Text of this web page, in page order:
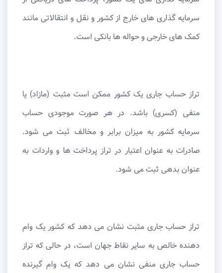
سرمایه گذاری های خارج از کشور و نقل و انتقالاتی مانند
کمک های خارجی و حواله ها بانکی است.
تراز حساب جاری یک کشور ممکن است مثبت (مازاد) یا
منفی (کسری) باشد. در هر صورت موجودی حساب
سرمایه کشور به میزان برابر و مخالف ثبت می شود.
صادرات به عنوان اعتبار در تراز پرداخت ها و واردات به
عنوان بدهی ثبت می شود.
تراز حساب جاری مثبت نشان می دهد که کشور یک وام
دهنده خالص به سایر نقاط جهان است، در حالی که تراز
حساب جاری منفی نشان می دهد که یک وام گیرنده